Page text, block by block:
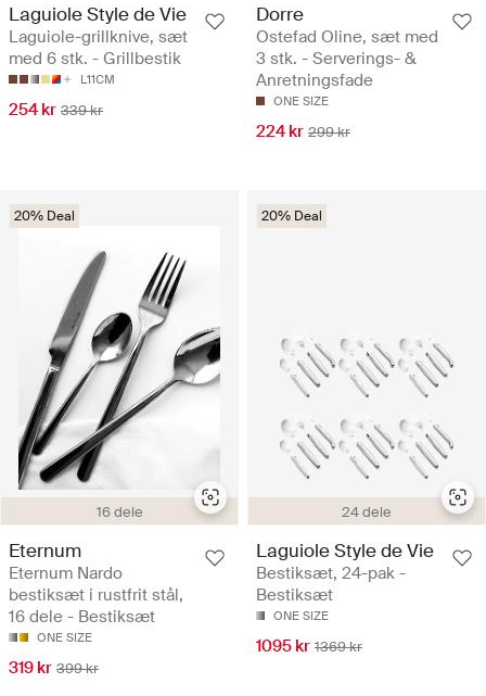
Laguiole Style de Vie
Laguiole-grillknive, sæt
med 6 stk. - Grillbestik
L11CM
254 kr 339 kr
Dorre
Ostefad Oline, sæt med
3 stk. - Serverings- &
Anretningsfade
ONE SIZE
224 kr 299 kr
16 dele
20% Deal
Eternum
Eternum Nardo
bestiksæt i rustfrit stål,
16 dele - Bestiksæt
ONE SIZE
319 kr 399 kr
24 dele
20% Deal
Laguiole Style de Vie
Bestiksæt, 24-pak -
Bestiksæt
ONE SIZE
1095 kr 1369 kr